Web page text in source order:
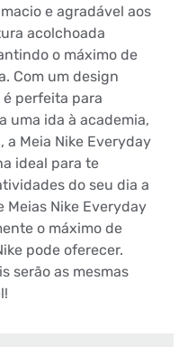
e agradável aos
acolchoada
o máximo de
Com um design
perfeita para
uma ida à academia,
a Meia Nike Everyday
ideal para te
do seu dia a
Meias Nike Everyday
o máximo de
pode oferecer.
serão as mesmas